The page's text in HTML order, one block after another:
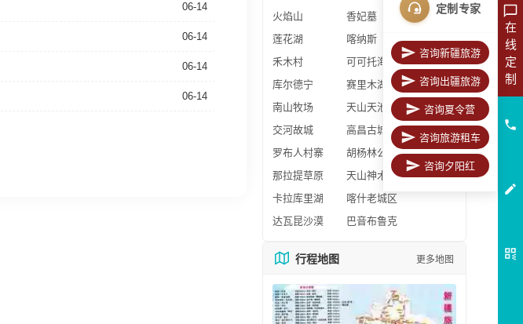
06-14
06-14
06-14
06-14
火焰山
香妃墓
莲花湖
喀纳斯
禾木村
可可托海
库尔德宁
赛里木湖
南山牧场
天山天池
交河故城
高昌古城
罗布人村寨
胡杨林公园
那拉提草原
天山神木园
卡拉库里湖
喀什老城区
达瓦昆沙漠
巴音布鲁克
行程地图 更多地图
在
线
定
制
定制专家
咨询新疆旅游
咨询出疆旅游
咨询夏令营
咨询旅游租车
咨询夕阳红